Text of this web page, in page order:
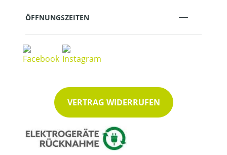
ÖFFNUNGSZEITEN
VERTRAG WIDERRUFEN